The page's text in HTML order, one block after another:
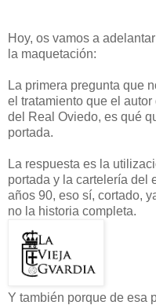
Hoy, os vamos a
la maquetación:
La primera pregunta que
el tratamiento que el
del Real Oviedo, es qué
portada.
La respuesta es la
portada y la cartelería del
años 90, eso sí, cortado,
no la historia completa.
Y también porque de esa